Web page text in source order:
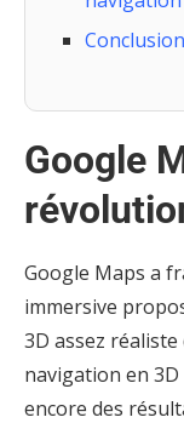
Conclusion
Google
Google Maps a
immersive
3D assez
navigation en
encore des